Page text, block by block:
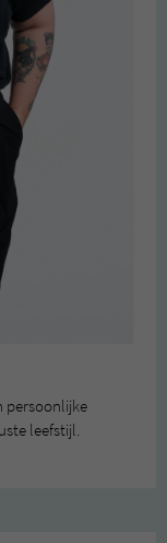
persoonlijke
leefstijl.